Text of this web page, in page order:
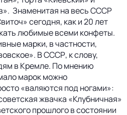
Знаменитая на весь СССР
сегодня, как и 20 лет
любимые всеми конфеты.
марки, в частности,
В СССР, к слову,
в Кремле. По мнению
марок можно
«валяются под ногами»:
жвачка «Клубничная»
прошлого в состоянии